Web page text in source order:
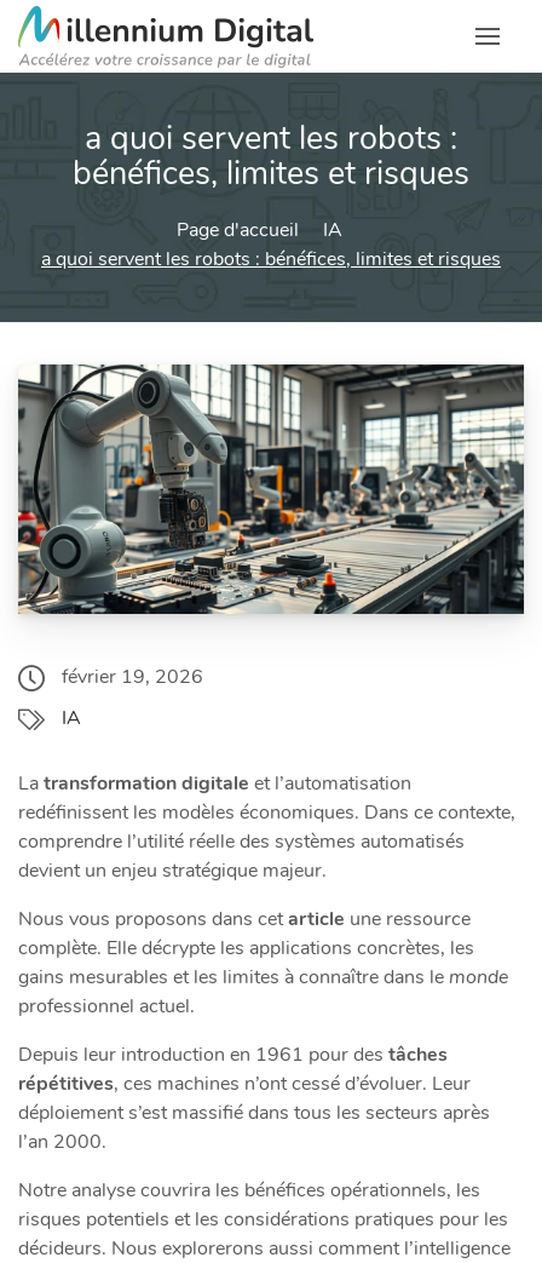
a quoi servent les robots :
bénéfices, limites et risques
Page d'accueil
IA
a quoi servent les robots : bénéfices, limites et risques
février 19, 2026
IA
Latransformation digitale et l’automatisation
redéfinissent les modèles économiques. Dans ce contexte,
comprendre l’utilité réelle des systèmes automatisés
devient un enjeu stratégique majeur.
Nous vous proposons dans cetarticle une ressource
complète. Elle décrypte les applications concrètes, les
gains mesurables et les limites à connaître dans le monde
professionnel actuel.
Depuis leur introduction en 1961 pour des tâches
répétitives, ces machines n’ont cessé d’évoluer. Leur
déploiement s’est massifié dans tous les secteurs après
l’an 2000.
Notre analyse couvrira les bénéfices opérationnels, les
risques potentiels et les considérations pratiques pour les
décideurs. Nous explorerons aussi comment l’intelligence